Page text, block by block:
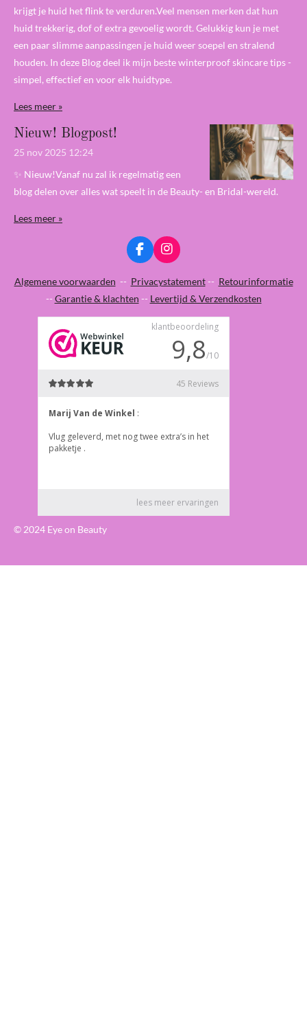
krijgt je huid het flink te verduren.Veel mensen merken dat hun
huid trekkerig, dof of extra gevoelig wordt. Gelukkig kun je met
een paar slimme aanpassingen je huid weer soepel en stralend
houden. In deze Blog deel ik mijn beste winterproof skincare tips -
simpel, effectief en voor elk huidtype.
Lees meer »
Nieuw! Blogpost!
25 nov 2025 12:24
✨ Nieuw!Vanaf nu zal ik regelmatig een
blog delen over alles wat speelt in de Beauty- en Bridal-wereld.
Lees meer »
F
a
c
b
o
I
n
s
a
g
r
m
Algemene voorwaarden -- Privacystatement-- Retourinformatie
-- Garantie & klachten -- Levertijd & Verzendkosten
© 2024 Eye on Beauty